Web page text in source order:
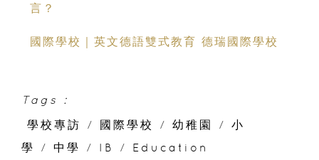
言？
國際學校｜英文德語雙式教育 德瑞國際學校
Tags :
學校專訪
/ 國際學校 / 幼稚園 /
小
學
/ 中學 / IB / Education